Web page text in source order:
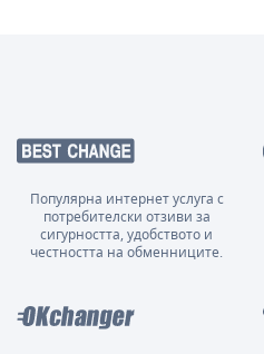
Популярна интернет услуга с
потребителски отзиви за
сигурността, удобството и
честността на обменниците.